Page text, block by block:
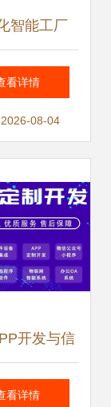
智能工厂
目实施与集
设方案
看详情
08-04
开发与信
集成服务 数
看详情